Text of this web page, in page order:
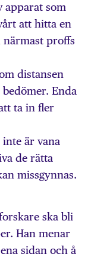
apparat som
att hitta en
proffs
distansen
Enda
ta in fler
är vana
de rätta
missgynnas.
ska bli
Han menar
sidan och å